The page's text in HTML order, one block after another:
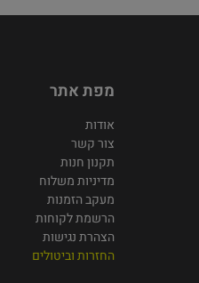
מפת אתר
אודות
צור קשר
תקנון חנות
מדיניות משלוח
מעקב הזמנות
הרשמת לקוחות
הצהרת נגישות
החזרות וביטולים